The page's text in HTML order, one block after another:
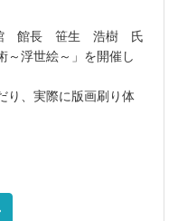
館 館長 笹生 浩樹 氏
～浮世絵～」を開催し
り、実際に版画刷り体